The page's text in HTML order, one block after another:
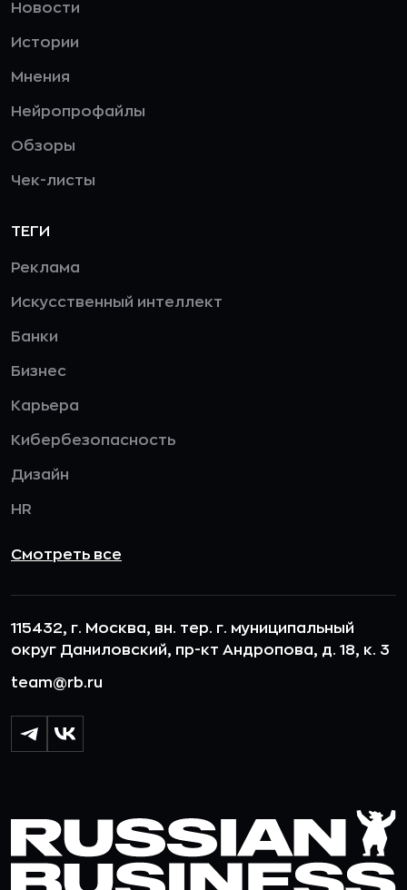
Новости
Истории
Мнения
Нейропрофайлы
Обзоры
Чек-листы
ТЕГИ
Реклама
Искусственный интеллект
Банки
Бизнес
Карьера
Кибербезопасность
Дизайн
HR
Смотреть все
115432, г. Москва, вн. тер. г. муниципальный
округ Даниловский, пр-кт Андропова, д. 18, к. 3
team@rb.ru